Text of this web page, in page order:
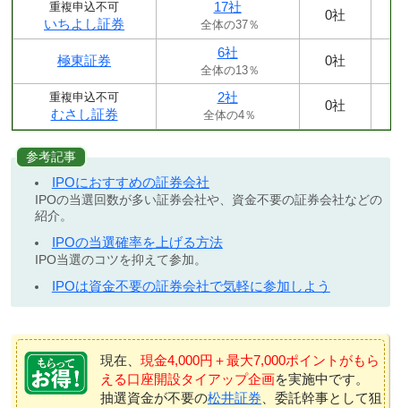
重複申込不可
いちよし証券
17社
全体の37％
0社
極東証券
6社
全体の13％
0社
重複申込不可
むさし証券
2社
全体の4％
0社
参考記事
IPOにおすすめの証券会社
IPOの当選回数が多い証券会社や、資金不要の証券会社などの
紹介。
IPOの当選確率を上げる方法
IPO当選のコツを抑えて参加。
IPOは資金不要の証券会社で気軽に参加しよう
現在、 現金4,000円＋最大7,000ポイントがもら
える口座開設タイアップ企画を実施中です。
抽選資金が不要の松井証券 、委託幹事として狙